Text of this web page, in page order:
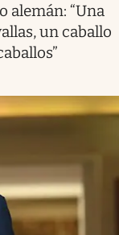
alemán: “Una
un caballo